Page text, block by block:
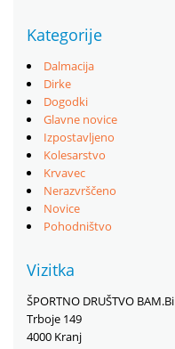
Kategorije
Dalmacija
Dirke
Dogodki
Glavne novice
Izpostavljeno
Kolesarstvo
Krvavec
Nerazvrščeno
Novice
Pohodništvo
Vizitka
ŠPORTNO DRUŠTVO BAM.Bi
Trboje 149
4000 Kranj